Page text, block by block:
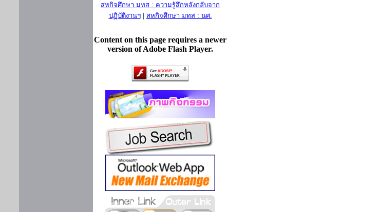
สหกิจศึกษา มทส : ความรู้สึกหลังกลับจาก
ปฏิบัติงานฯ| สหกิจศึกษา มทส : นศ.
Content on this page requires a newer
version of Adobe Flash Player.